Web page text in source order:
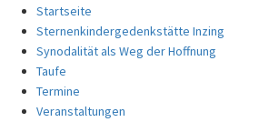
Startseite
Sternenkindergedenkstätte Inzing
Synodalität als Weg der Hoffnung
Taufe
Termine
Veranstaltungen